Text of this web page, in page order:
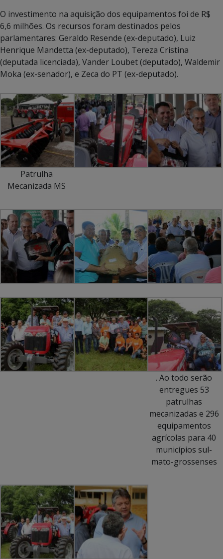
O investimento na aquisição dos equipamentos foi de R$
6,6 milhões. Os recursos foram destinados pelos
parlamentares: Geraldo Resende (ex-deputado), Luiz
Henrique Mandetta (ex-deputado), Tereza Cristina
(deputada licenciada), Vander Loubet (deputado), Waldemir
Moka (ex-senador), e Zeca do PT (ex-deputado).
Patrulha
Mecanizada MS
. Ao todo serão
entregues 53
patrulhas
mecanizadas e 296
equipamentos
agrícolas para 40
municípios sul-
mato-grossenses